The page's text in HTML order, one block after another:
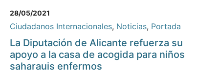
28/05/2021
Ciudadanos Internacionales, Noticias, Portada
La Diputación de Alicante refuerza su
apoyo a la casa de acogida para niños
saharauis enfermos